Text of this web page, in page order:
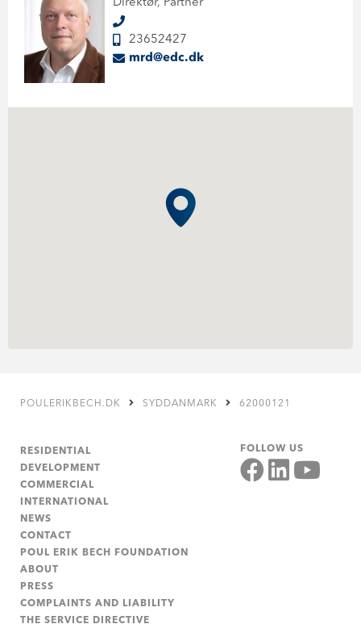
Direktør, Partner
23652427
mrd@edc.dk
POULERIKBECH.DK SYDDANMARK 62000121
RESIDENTIAL
DEVELOPMENT
COMMERCIAL
INTERNATIONAL
NEWS
CONTACT
POUL ERIK BECH FOUNDATION
ABOUT
PRESS
COMPLAINTS AND LIABILITY
THE SERVICE DIRECTIVE
FOLLOW US